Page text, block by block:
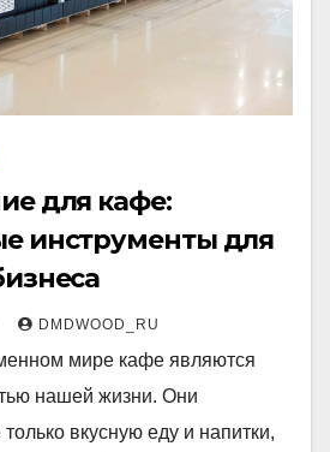
для кафе:
инструменты для
DMDWOOD_RU
мире кафе являются
нашей жизни. Они
вкусную еду и напитки,